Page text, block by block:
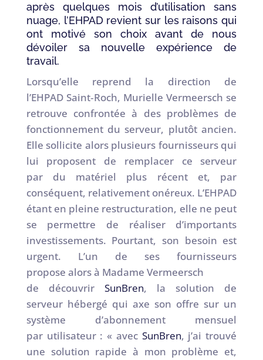
après quelques mois d’utilisation sans
nuage, l’EHPAD revient sur les raisons qui
ont motivé son choix avant de nous
dévoiler sa nouvelle expérience de
travail.
Lorsqu’elle reprend la direction de
l’EHPAD Saint‑Roch, Murielle Vermeersch se
retrouve confrontée à des problèmes de
fonctionnement du serveur, plutôt ancien.
Elle sollicite alors plusieurs fournisseurs qui
lui proposent de remplacer ce serveur
par du matériel plus récent et, par
conséquent, relativement onéreux. L’EHPAD
étant en pleine restructuration, elle ne peut
se permettre de réaliser d’importants
investissements. Pourtant, son besoin est
urgent. L’un de ses fournisseurs
propose alors à Madame Vermeersch
de découvrir SunBren, la solution de
serveur hébergé qui axe son offre sur un
système d’abonnement mensuel
par utilisateur : « avec SunBren, j’ai trouvé
une solution rapide à mon problème et,